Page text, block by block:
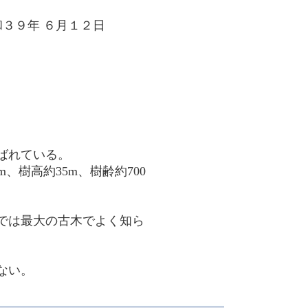
月１２日
ている。
樹高約35m、樹齢約700
最大の古木でよく知ら
。